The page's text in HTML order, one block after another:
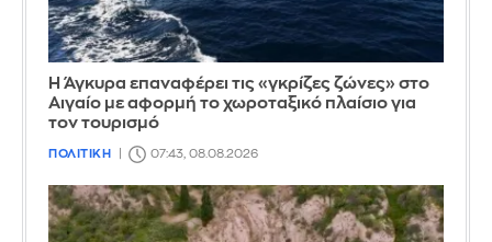
Η Άγκυρα επαναφέρει τις «γκρίζες ζώνες» στο
Αιγαίο με αφορμή το χωροταξικό πλαίσιο για
τον τουρισμό
ΠΟΛΙΤΙΚΗ 07:43, 08.08.2026